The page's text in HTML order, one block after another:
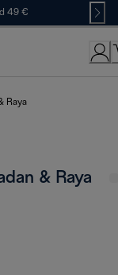
49 €
Raya
& Raya